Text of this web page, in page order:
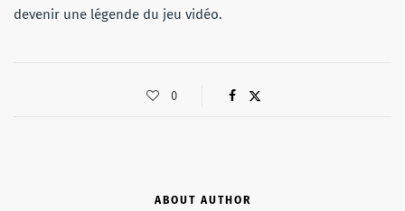
devenir une légende du jeu vidéo.
0
ABOUT AUTHOR